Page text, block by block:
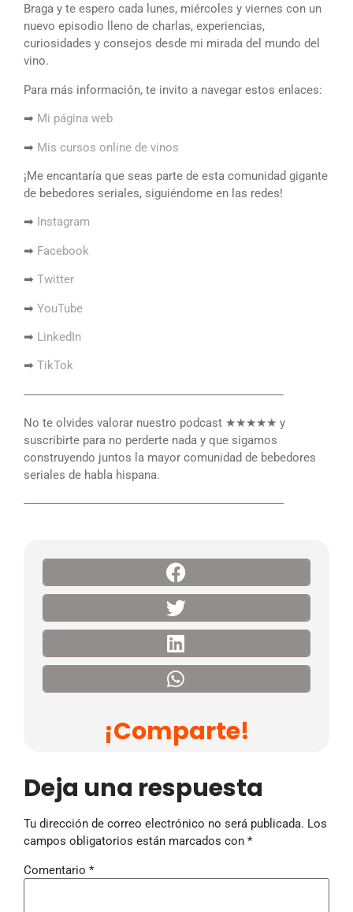
Braga y te espero cada lunes, miércoles y viernes con un
nuevo episodio lleno de charlas, experiencias,
curiosidades y consejos desde mi mirada del mundo del
vino.
Para más información, te invito a navegar estos enlaces:
➡ Mi página web
➡ Mis cursos online de vinos
¡Me encantaría que seas parte de esta comunidad gigante
de bebedores seriales, siguiéndome en las redes!
➡ Instagram
➡ Facebook
➡ Twitter
➡ YouTube
➡ LinkedIn
➡ TikTok
――――――――――――――――――――――
No te olvides valorar nuestro podcast ★★★★★ y
suscribirte para no perderte nada y que sigamos
construyendo juntos la mayor comunidad de bebedores
seriales de habla hispana.
――――――――――――――――――――――
¡Comparte!
Deja una respuesta
Tu dirección de correo electrónico no será publicada. Los
campos obligatorios están marcados con *
Comentario *